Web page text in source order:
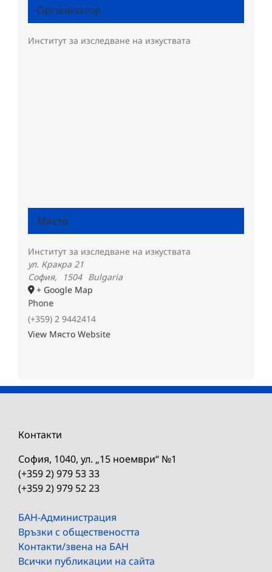
Организатор
Институт за изследване на изкуствата
Място
Институт за изследване на изкуствата
ул. Кракра 21
София, 1504 Bulgaria
+ Google Map
Phone
(+359) 2 9442414
View Място Website
Контакти
София, 1040, ул. „15 ноември“ №1
(+359 2) 979 53 33
(+359 2) 979 52 23
БАН-Администрация
Връзки с обществеността
Контакти/звена на БАН
Всички публикации на сайта